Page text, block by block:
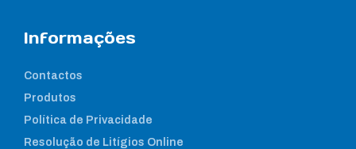
Informações
Contactos
Produtos
Política de Privacidade
Resolução de Litígios Online